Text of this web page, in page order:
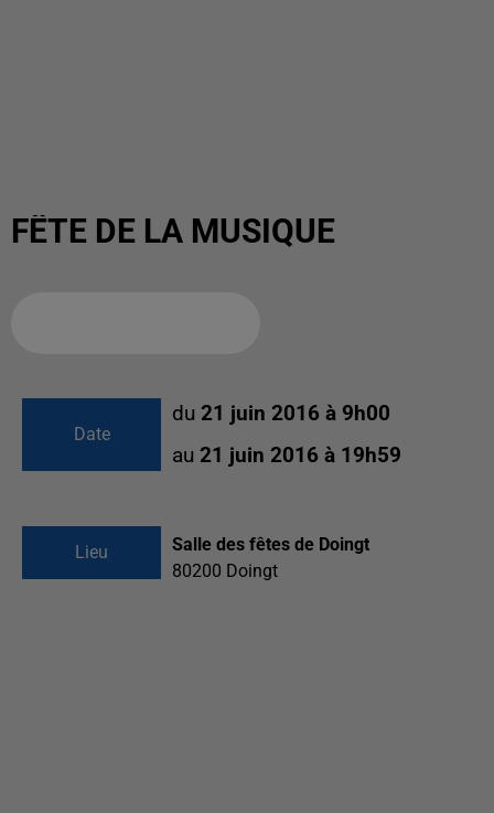
FÊTE DE LA MUSIQUE
Date
du 21 juin 2016 à 9h00
au 21 juin 2016 à 19h59
Lieu
Salle des fêtes de Doingt
80200 Doingt